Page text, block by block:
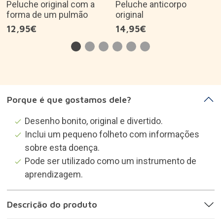
Peluche original com a
forma de um pulmão
12,95€
Peluche anticorpo
original
14,95€
Porque é que gostamos dele?
Desenho bonito, original e divertido.
Inclui um pequeno folheto com informações
sobre esta doença.
Pode ser utilizado como um instrumento de
aprendizagem.
Descrição do produto